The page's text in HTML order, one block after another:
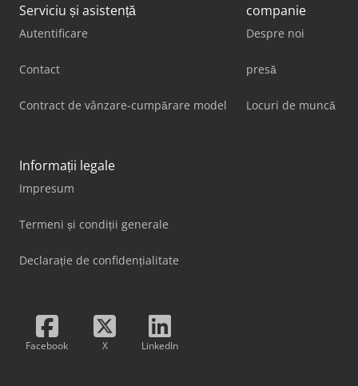
Serviciu și asistență
Autentificare
Contact
Contract de vânzare-cumpărare model
companie
Despre noi
presă
Locuri de muncă
Informații legale
Impresum
Termeni și condiții generale
Declarație de confidențialitate
Facebook X LinkedIn